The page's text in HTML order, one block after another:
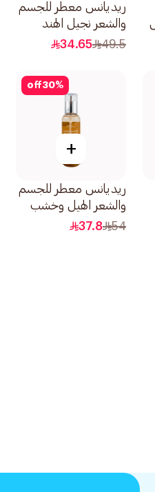
ريديانس معطر للجسم
والشعر نجيل الهند
والفلفل الأسود
49.5
34.65
30%
off
+
ريديانس معطر للجسم
والشعر الهيل وخشب
الصندل 150مل
54
37.8